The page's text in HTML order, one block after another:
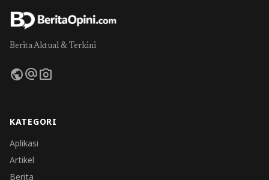
Berita Aktual & Terkini
publicalternate_emailphoto_camera
KATEGORI
Aplikasi
Artikel
Berita